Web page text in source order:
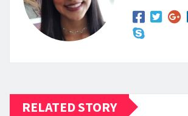
RELATED STORY